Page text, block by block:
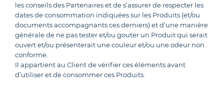
les conseils des Partenaires et de s’assurer de respecter les
dates de consommation indiquées sur les Produits (et/ou
documents accompagnants ces derniers) et d’une manière
générale de ne pas tester et/ou gouter un Produit qui serait
ouvert et/ou présenterait une couleur et/ou une odeur non
conforme.
Il appartient au Client de vérifier ces éléments avant
d’utiliser et de consommer ces Produits.